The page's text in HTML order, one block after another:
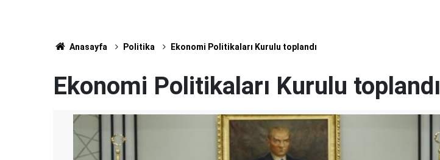
Anasayfa Politika Ekonomi Politikaları Kurulu toplandı
Ekonomi Politikaları Kurulu toplandı